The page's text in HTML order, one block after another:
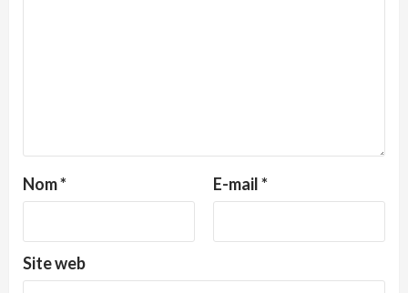
Nom* E-mail*
Site web